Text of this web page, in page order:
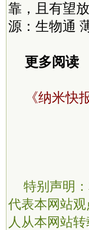
靠，且有望
源：生物通
更多阅读
《纳米快
特别声明
代表本网站
人从本网站